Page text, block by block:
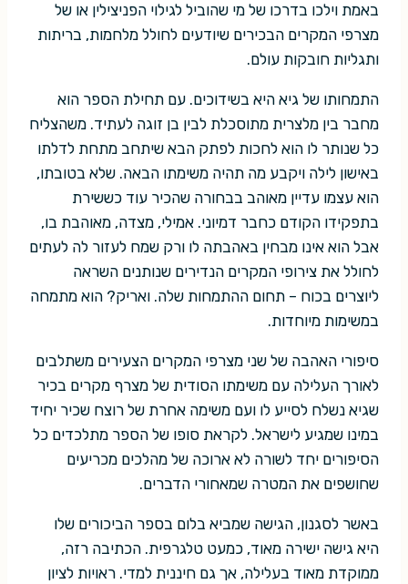
באמת וילכו בדרכו של מי שהוביל לגילוי הפניצילין או של
מצרפי המקרים הבכירים שיודעים לחולל מלחמות, בריתות
ותגליות חובקות עולם.
התמחותו של גיא היא בשידוכים. עם תחילת הספר הוא
מחבר בין מלצרית מתוסכלת לבין בן זוגה לעתיד. משהצליח
כל שנותר לו הוא לחכות לפתק הבא שיתחב מתחת לדלתו
באישון לילה ויקבע מה תהיה משימתו הבאה. שלא בטובתו,
הוא עצמו עדיין מאוהב בבחורה שהכיר עוד כששירת
בתפקידו הקודם כחבר דמיוני. אמילי, מצדה, מאוהבת בו,
אבל הוא אינו מבחין באהבתה לו ורק שמח לעזור לה לעתים
לחולל את צירופי המקרים הנדירים שנותנים השראה
ליוצרים בכוח – תחום ההתמחות שלה. ואריק? הוא מתמחה
במשימות מיוחדות.
סיפורי האהבה של שני מצרפי המקרים הצעירים משתלבים
לאורך העלילה עם משימתו הסודית של מצרף מקרים בכיר
שגיא נשלח לסייע לו ועם משימה אחרת של רוצח שכיר יחיד
במינו שמגיע לישראל. לקראת סופו של הספר מתלכדים כל
הסיפורים יחד לשורה לא ארוכה של מהלכים מכריעים
שחושפים את המטרה שמאחורי הדברים.
באשר לסגנון, הגישה שמביא בלום בספר הביכורים שלו
היא גישה ישירה מאוד, כמעט טלגרפית. הכתיבה רזה,
ממוקדת מאוד בעלילה, אך גם חיננית למדי. ראויות לציון